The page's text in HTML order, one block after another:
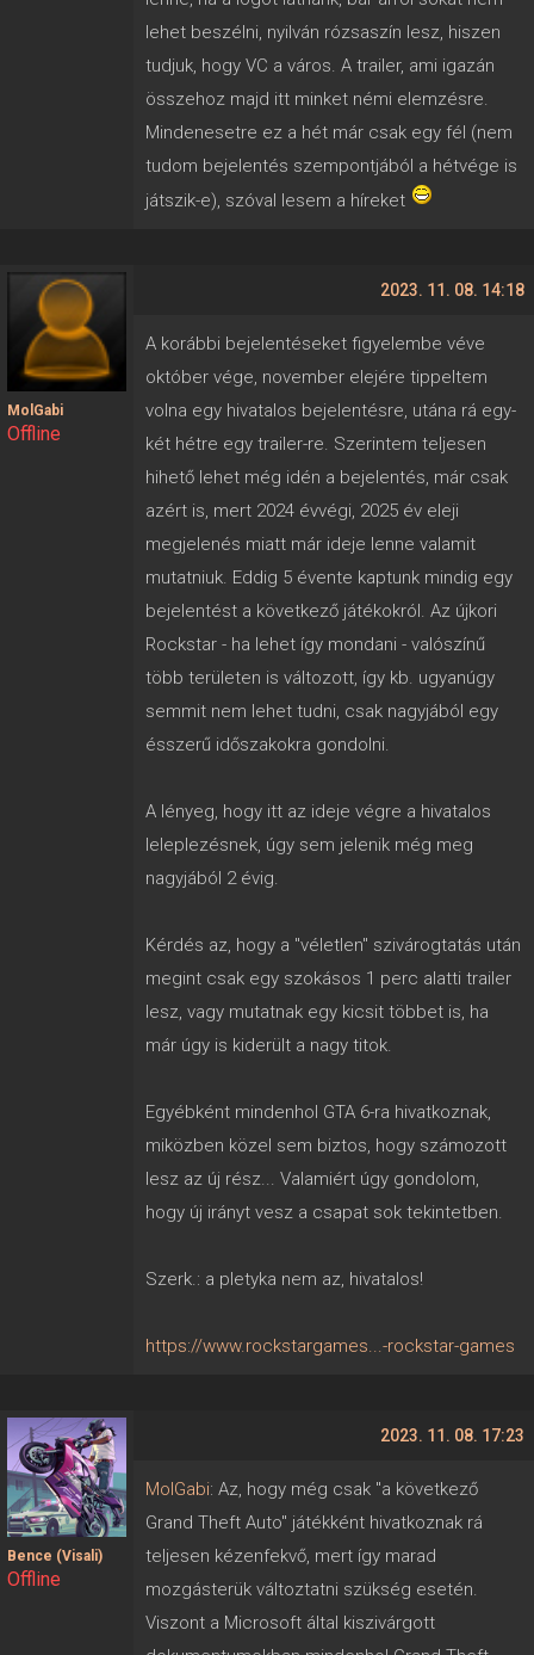
lehet beszélni, nyilván rózsaszín lesz, hiszen
tudjuk, hogy VC a város. A trailer, ami igazán
összehoz majd itt minket némi elemzésre.
Mindenesetre ez a hét már csak egy fél (nem
tudom bejelentés szempontjából a hétvége is
játszik-e), szóval lesem a híreket
MolGabi
Offline
2023. 11. 08. 14:18
A korábbi bejelentéseket figyelembe véve
október vége, november elejére tippeltem
volna egy hivatalos bejelentésre, utána rá egy-
két hétre egy trailer-re. Szerintem teljesen
hihető lehet még idén a bejelentés, már csak
azért is, mert 2024 évvégi, 2025 év eleji
megjelenés miatt már ideje lenne valamit
mutatniuk. Eddig 5 évente kaptunk mindig egy
bejelentést a következő játékokról. Az újkori
Rockstar - ha lehet így mondani - valószínű
több területen is változott, így kb. ugyanúgy
semmit nem lehet tudni, csak nagyjából egy
ésszerű időszakokra gondolni.
A lényeg, hogy itt az ideje végre a hivatalos
leleplezésnek, úgy sem jelenik még meg
nagyjából 2 évig.
Kérdés az, hogy a "véletlen" szivárogtatás után
megint csak egy szokásos 1 perc alatti trailer
lesz, vagy mutatnak egy kicsit többet is, ha
már úgy is kiderült a nagy titok.
Egyébként mindenhol GTA 6-ra hivatkoznak,
miközben közel sem biztos, hogy számozott
lesz az új rész... Valamiért úgy gondolom,
hogy új irányt vesz a csapat sok tekintetben.
Szerk.: a pletyka nem az, hivatalos!
https://www.rockstargames...-rockstar-games
Bence (Visali)
Offline
2023. 11. 08. 17:23
MolGabi: Az, hogy még csak "a következő
Grand Theft Auto" játékként hivatkoznak rá
teljesen kézenfekvő, mert így marad
mozgásterük változtatni szükség esetén.
Viszont a Microsoft által kiszivárgott